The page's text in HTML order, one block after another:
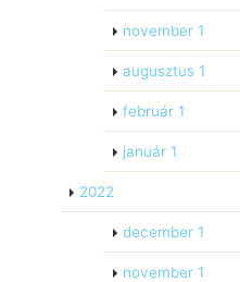
november 1
augusztus 1
február 1
január 1
2022
december 1
november 1